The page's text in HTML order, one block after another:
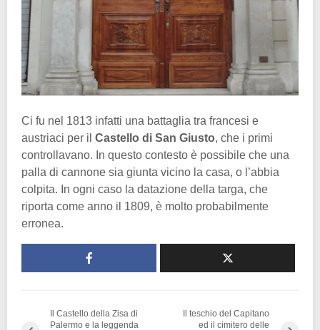
Ci fu nel 1813 infatti una battaglia tra francesi e
austriaci per il Castello di San Giusto, che i primi
controllavano. In questo contesto è possibile che una
palla di cannone sia giunta vicino la casa, o l’abbia
colpita. In ogni caso la datazione della targa, che
riporta come anno il 1809, è molto probabilmente
erronea.
Il Castello della Zisa di
Palermo e la leggenda
Il teschio del Capitano
ed il cimitero delle